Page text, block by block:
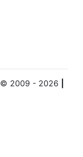
© 2009 - 2026